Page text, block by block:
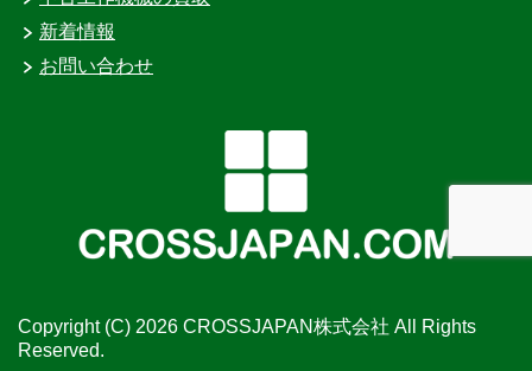
新着情報
お問い合わせ
Copyright (C) 2026 CROSSJAPAN株式会社 All Rights
Reserved.